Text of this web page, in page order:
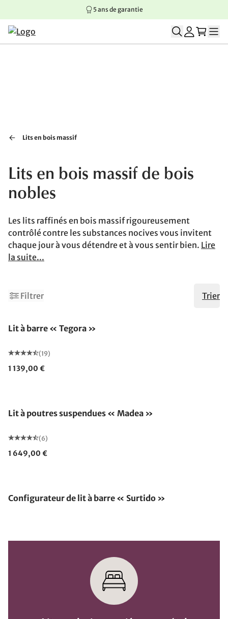
Aller au contenu principal
Aller à la navigation principale
Aller au pied de page
5 ans de garantie
Lits en bois massif
Lits en bois massif de bois
nobles
Les lits raffinés en bois massif rigoureusement
contrôlé contre les substances nocives vous invitent
chaque jour à vous détendre et à vous sentir bien. Lire
la suite...
Filtrer Trier
Lit à barre « Tegora »
(19)
1 139,00 €
Lit à poutres suspendues « Madea »
(6)
1 649,00 €
Configurateur de lit à barre « Surtido »